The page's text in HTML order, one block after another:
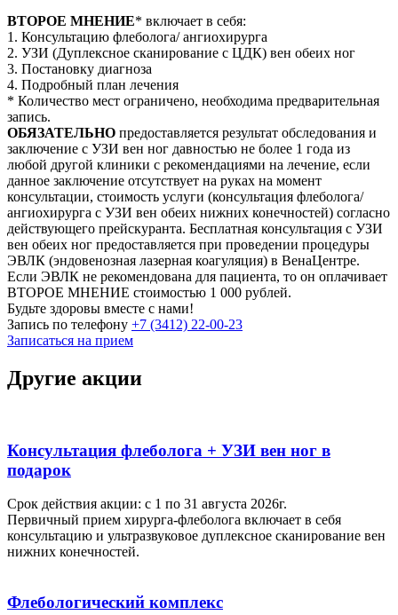
ВТОРОЕ МНЕНИЕ* включает в себя:
1. Консультацию флеболога/ ангиохирурга
2. УЗИ (Дуплексное сканирование с ЦДК) вен обеих ног
3. Постановку диагноза
4. Подробный план лечения
* Количество мест ограничено, необходима предварительная
запись.
ОБЯЗАТЕЛЬНО предоставляется результат обследования и
заключение с УЗИ вен ног давностью не более 1 года из
любой другой клиники с рекомендациями на лечение, если
данное заключение отсутствует на руках на момент
консультации, стоимость услуги (консультация флеболога/
ангиохирурга с УЗИ вен обеих нижних конечностей) согласно
действующего прейскуранта. Бесплатная консультация с УЗИ
вен обеих ног предоставляется при проведении процедуры
ЭВЛК (эндовенозная лазерная коагуляция) в ВенаЦентре.
Если ЭВЛК не рекомендована для пациента, то он оплачивает
ВТОРОЕ МНЕНИЕ стоимостью 1 000 рублей.
Будьте здоровы вместе с нами!
Запись по телефону +7 (3412) 22-00-23
Записаться на прием
Другие акции
Консультация флеболога + УЗИ вен ног в
подарок
Срок действия акции: с 1 по 31 августа 2026г.
Первичный прием хирурга-флеболога включает в себя
консультацию и ультразвуковое дуплексное сканирование вен
нижних конечностей.
Флебологический комплекс